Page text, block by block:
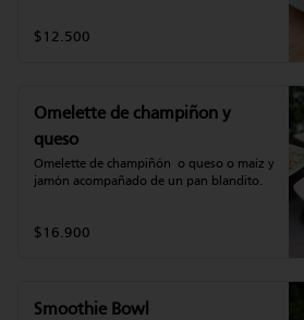
$12.500
Omelette de champiñon y
queso
Omelette de champiñón  o queso o maíz y
jamón acompañado de un pan blandito.
$16.900
Smoothie Bowl